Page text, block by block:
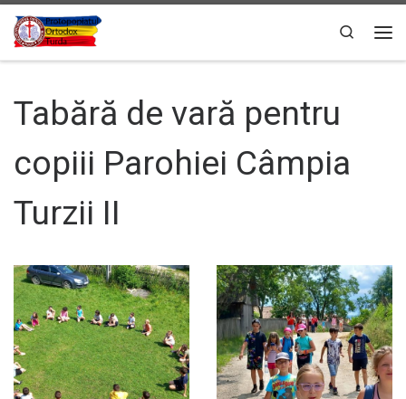
Sari la conținut
Search
Tabără de vară pentru
copiii Parohiei Câmpia
Turzii II